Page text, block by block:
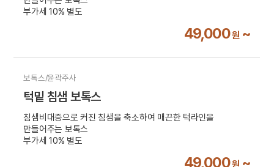
부가세 10% 별도
49,000원 ~
보톡스/윤곽주사
턱밑 침샘 보톡스
침샘비대증으로 커진 침샘을 축소하여 매끈한 턱라인을
만들어주는 보톡스
부가세 10% 별도
49,000원 ~